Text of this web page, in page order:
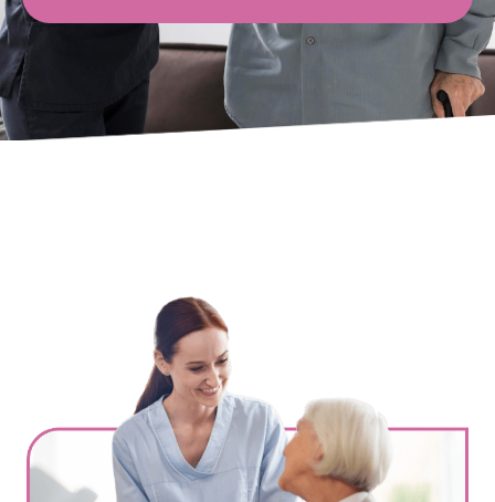
Maintien à domicile
Aide ménagère
Garde d'enfants
Jardinage
Petits travaux de bricolage